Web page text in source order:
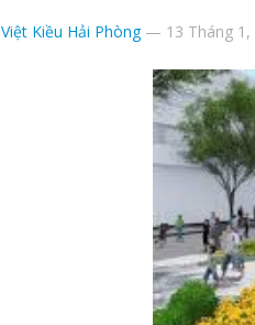
Việt Kiều Hải Phòng— 13 Tháng 1,